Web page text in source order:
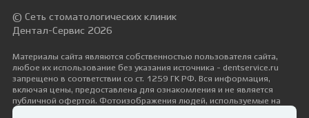
© Сеть стоматологических клиник
Дентал-Сервис 2026
Материалы сайта являются собственностью пользователя сайта,
любое их использование без указания источника - dentservice.ru
запрещено в соответствии со ст. 1259 ГК РФ. Вся информация,
включая цены, предоставлена для ознакомления и не является
публичной офертой. Фотоизображения людей, используемые на
сайте, размещены исключительно с их согласия в рамках трудовых и